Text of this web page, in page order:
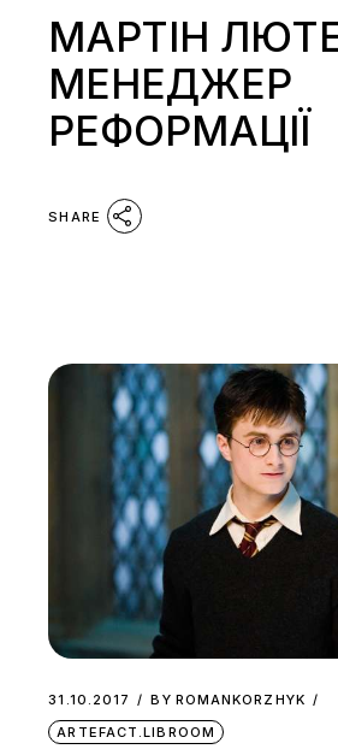
МАРТІН
МЕНЕДЖЕР
РЕФОРМАЦІЇ
SHARE
31.10.2017 BY ROMANKORZHYK
ARTEFACT.LIBROOM